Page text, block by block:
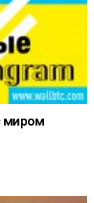
миром